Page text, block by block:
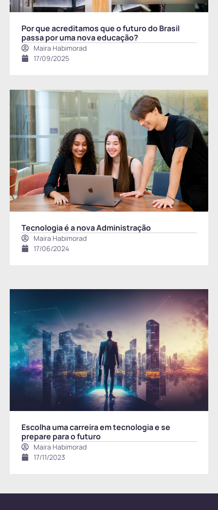
Por que acreditamos que o futuro do Brasil
passa por uma nova educação?
Maira Habimorad
17/09/2025
Tecnologia é a nova Administração
Maira Habimorad
17/06/2024
Escolha uma carreira em tecnologia e se
prepare para o futuro
Maira Habimorad
17/11/2023